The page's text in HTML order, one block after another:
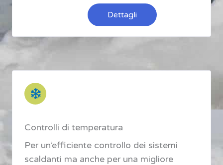
Dettagli
Controlli di temperatura
Per un’efficiente controllo dei sistemi
scaldanti ma anche per una migliore